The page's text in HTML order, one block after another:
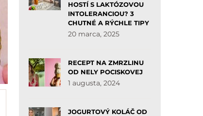
HOSTÍ S LAKTÓZOVOU
INTOLERANCIOU? 3
CHUTNÉ A RÝCHLE TIPY
20 marca, 2025
RECEPT NA ZMRZLINU
OD NELY POCISKOVEJ
1 augusta, 2024
JOGURTOVÝ KOLÁČ OD